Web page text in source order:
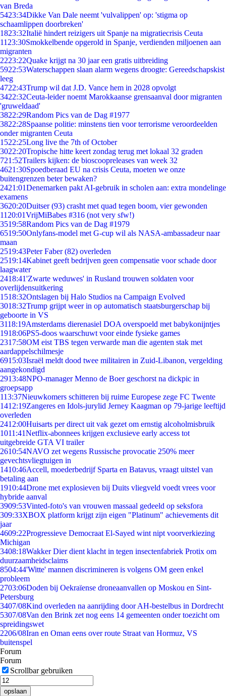
van Breda
5423:34Dikke Van Dale neemt 'vulvalippen' op: 'stigma op
schaamlippen doorbreken'
1823:32Italië hindert reizigers uit Spanje na migratiecrisis Ceuta
11 23:30Smokkelbende opgerold in Spanje, verdienden miljoenen aan
migranten
2223:22Quake krijgt na 30 jaar een gratis uitbreiding
5922:53Waterschappen slaan alarm wegens droogte: Gereedschapskist
leeg
4722:43Trump wil dat J.D. Vance hem in 2028 opvolgt
3422:32Ceuta-leider noemt Marokkaanse grensaanval door migranten
'gruweldaad'
3822:29Random Pics van de Dag #1977
3822:28Spaanse politie: minstens tien voor terrorisme veroordeelden
onder migranten Ceuta
1522:25Long live the 7th of October
3022:20Tropische hitte keert zondag terug met lokaal 32 graden
721:52Trailers kijken: de bioscoopreleases van week 32
4621:30Spoedberaad EU na crisis Ceuta, moeten we onze
buitengrenzen beter bewaken?
2421:01Denemarken pakt AI-gebruik in scholen aan: extra mondelinge
examens
3620:20Duitser (93) crasht met quad tegen boom, vier gewonden
11 20:01VrijMiBabes #316 (not very sfw!)
3519:58Random Pics van de Dag #1979
6519:50Onlyfans-model met G-cup wil als NASA-ambassadeur naar
maan
2519:43Peter Faber (82) overleden
2519:14Kabinet geeft bedrijven geen compensatie voor schade door
laagwater
2418:41'Zwarte weduwes' in Rusland trouwen soldaten voor
overlijdensuitkering
1518:32Ontslagen bij Halo Studios na Campaign Evolved
3018:32Trump grijpt weer in op automatisch staatsburgerschap bij
geboorte in VS
3118:19Amsterdams dierenasiel DOA overspoeld met babykonijntjes
1918:06PS5-doos waarschuwt voor einde fysieke games
2317:58OM eist TBS tegen verwarde man die agenten stak met
aardappelschilmesje
6915:03Israël meldt dood twee militairen in Zuid-Libanon, vergelding
aangekondigd
2913:48NPO-manager Menno de Boer geschorst na dickpic in
groepsapp
113:37Nieuwkomers schitteren bij ruime Europese zege FC Twente
1412:19Zangeres en Idols-jurylid Jerney Kaagman op 79-jarige leeftijd
overleden
2412:00Huisarts per direct uit vak gezet om ernstig alcoholmisbruik
1011:41Netflix-abonnees krijgen exclusieve early access tot
uitgebreide GTA VI trailer
2610:54NAVO zet wegens Russische provocatie 250% meer
gevechtsvliegtuigen in
1410:46Accell, moederbedrijf Sparta en Batavus, vraagt uitstel van
betaling aan
1910:44Drone met explosieven bij Duits vliegveld voedt vrees voor
hybride aanval
3909:53Vinted-foto's van vrouwen massaal gedeeld op seksfora
309:33XBOX platform krijgt zijn eigen "Platinum" achievements dit
jaar
4609:22Progressieve Democraat El-Sayed wint nipt voorverkiezing
Michigan
3408:18Wakker Dier dient klacht in tegen insectenfabriek Protix om
duurzaamheidsclaims
8504:44'Witte' mannen discrimineren is volgens OM geen enkel
probleem
2703:06Doden bij Oekraïense droneaanvallen op Moskou en Sint-
Petersburg
3407/08Kind overleden na aanrijding door AH-bestelbus in Dordrecht
5307/08Van den Brink zet nog eens 14 gemeenten onder toezicht om
spreidingswet
2206/08Iran en Oman eens over route Straat van Hormuz, VS
buitenspel
Forum
Forum
Scrollbar gebruiken
opslaan